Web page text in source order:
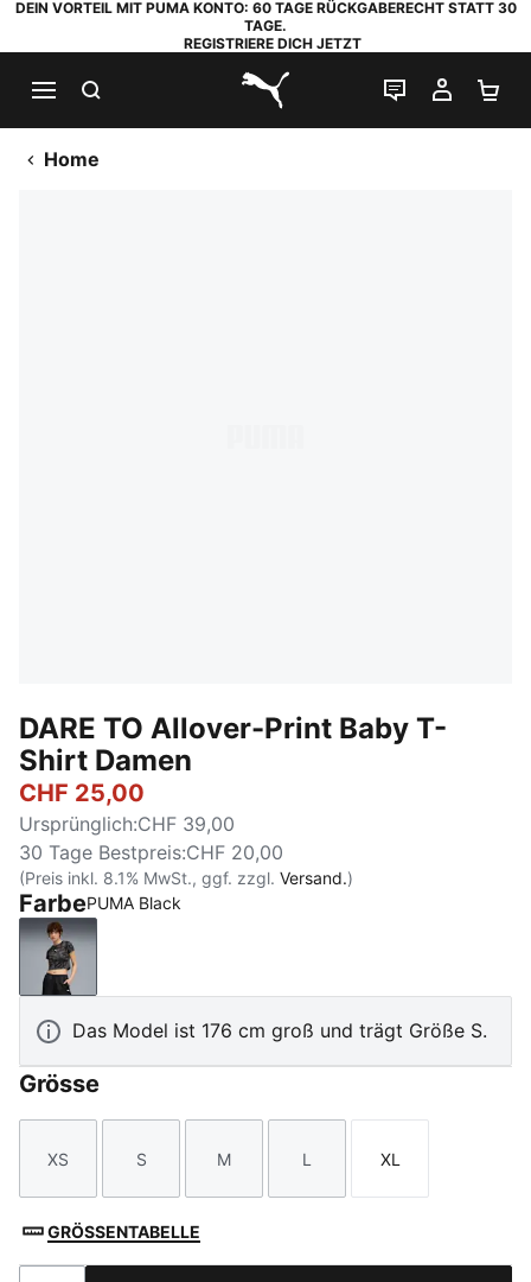
DEIN VORTEIL MIT PUMA KONTO: 60 TAGE RÜCKGABERECHT STATT 30
TAGE.
REGISTRIERE DICH JETZT
PUMA.com
LIVE-CHAT
MEIN
Home
DARE TO Allover-Print Baby T-
Shirt Damen
CHF 25,00
Ursprünglich:CHF 39,00
30 Tage Bestpreis:CHF 20,00
(Preis inkl. 8.1% MwSt., ggf. zzgl. Versand.)
FarbePUMA Black
PUMA Black
Das Model ist 176 cm groß und trägt Größe S.
Grösse
Größe
XS
Größe
S
Größe
M
Größe
L
Größe
XL
GRÖSSENTABELLE